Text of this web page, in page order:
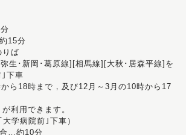
15分
りば
生･新岡･葛原線][相馬線][大秋･居森平線]を
下車
ら18時まで，及び12月～3月の10時から17
利用できます。
学病院前｣下車）
…約10分